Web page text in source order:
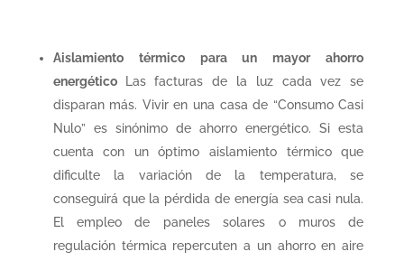
Aislamiento térmico para un mayor ahorro
energético
Las facturas de la luz cada vez se
disparan más. Vivir en una casa de “Consumo Casi
Nulo” es sinónimo de ahorro energético. Si esta
cuenta con un óptimo aislamiento térmico que
dificulte la variación de la temperatura, se
conseguirá que la pérdida de energía sea casi nula.
El empleo de paneles solares o muros de
regulación térmica repercuten a un ahorro en aire